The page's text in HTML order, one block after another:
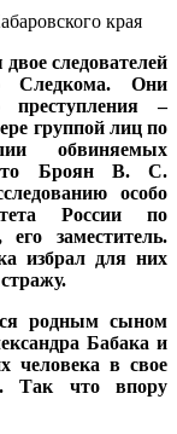
края
следователей
Следкома. Они
–
группой лиц по
обвиняемых
Броян В. С.
особо
России по
заместитель.
избрал для них
родным сыном
Бабака и
человека в свое
Так что впору